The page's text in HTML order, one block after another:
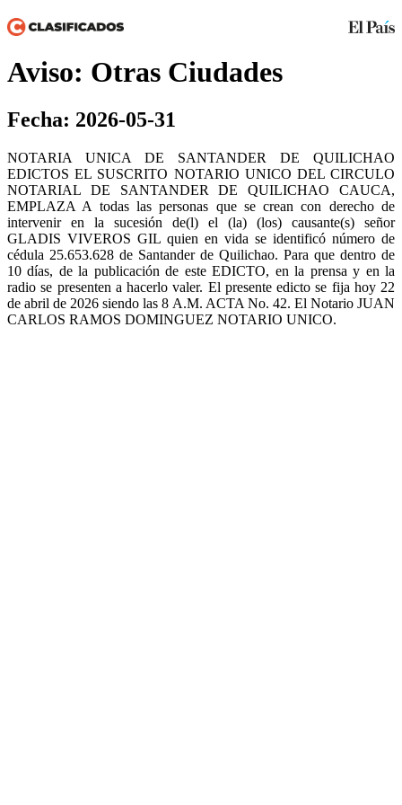
Aviso: Otras Ciudades
Fecha: 2026-05-31
NOTARIA UNICA DE SANTANDER DE QUILICHAO
EDICTOS EL SUSCRITO NOTARIO UNICO DEL CIRCULO
NOTARIAL DE SANTANDER DE QUILICHAO CAUCA,
EMPLAZA A todas las personas que se crean con derecho de
intervenir en la sucesión de(l) el (la) (los) causante(s) señor
GLADIS VIVEROS GIL quien en vida se identificó número de
cédula 25.653.628 de Santander de Quilichao. Para que dentro de
10 días, de la publicación de este EDICTO, en la prensa y en la
radio se presenten a hacerlo valer. El presente edicto se fija hoy 22
de abril de 2026 siendo las 8 A.M. ACTA No. 42. El Notario JUAN
CARLOS RAMOS DOMINGUEZ NOTARIO UNICO.